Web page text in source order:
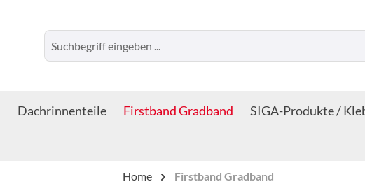
Dachrinnenteile Firstband Gradband SIGA-Produkte /
Home Firstband Gradband